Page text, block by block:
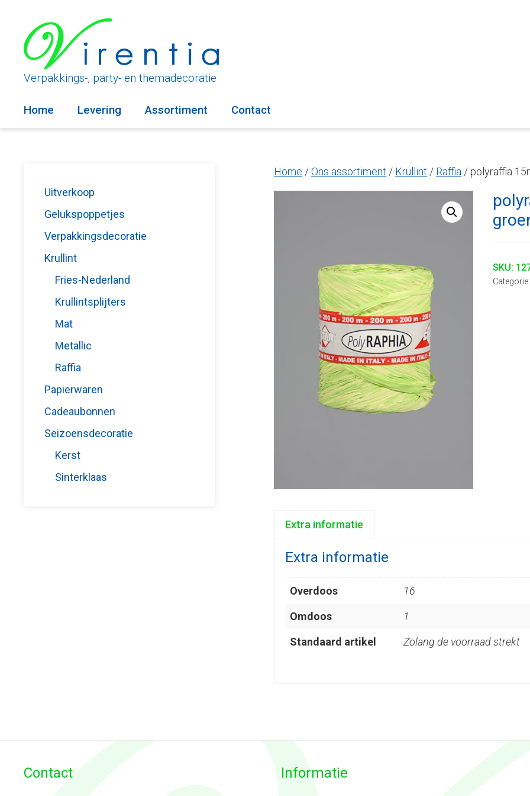
inhoudVerpakkings-, party- en themadecoratie
Home Levering Assortiment Contact
Home /Ons assortiment / Krullint / Raffia / polyraffia
SKU:
Categorie:
Extra informatie
Extra informatie
Overdoos 16
Omdoos 1
Standaard artikel Zolang de voorraad strekt
Uitverkoop
Gelukspoppetjes
Verpakkingsdecoratie
Krullint
Fries-Nederland
Krullintsplijters
Mat
Metallic
Raffia
Papierwaren
Cadeaubonnen
Seizoensdecoratie
Kerst
Sinterklaas
Contact Informatie